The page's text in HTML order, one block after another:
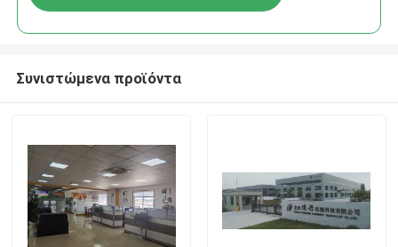
Συνιστώμενα προϊόντα